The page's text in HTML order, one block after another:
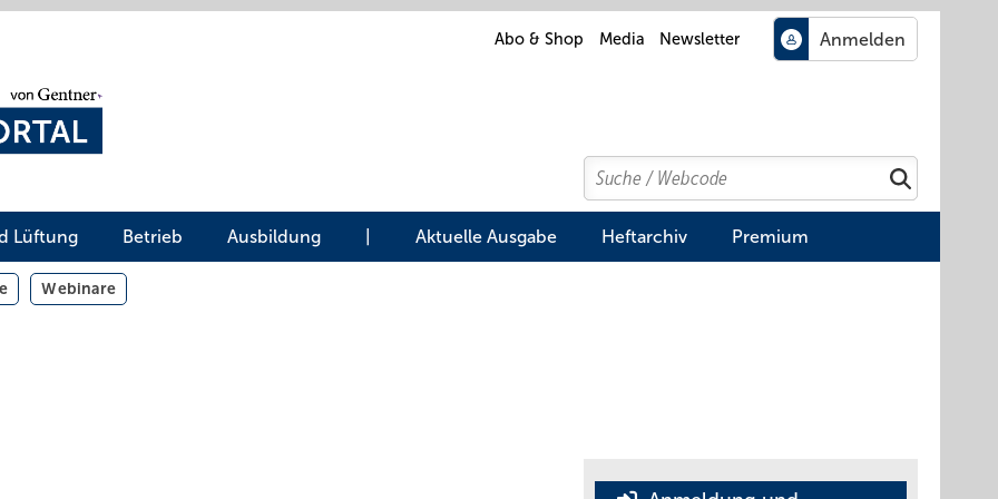
Abo & Shop Media Newsletter
Search
Suchen
Lüftung Betrieb Ausbildung Aktuelle Ausgabe Heftarchiv Premium
Webinare